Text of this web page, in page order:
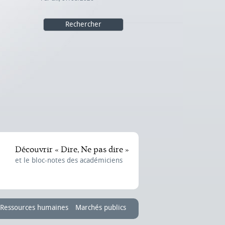
Découvrir « Dire, Ne pas dire »
et le bloc-notes des académiciens
Ressources humaines Marchés publics